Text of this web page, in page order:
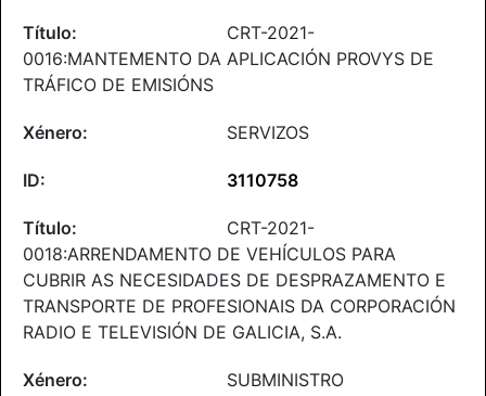
CRT-2021-
0016:MANTEMENTO DA APLICACIÓN PROVYS DE
TRÁFICO DE EMISIÓNS
SERVIZOS
3110758
CRT-2021-
0018:ARRENDAMENTO DE VEHÍCULOS PARA
CUBRIR AS NECESIDADES DE DESPRAZAMENTO E
TRANSPORTE DE PROFESIONAIS DA CORPORACIÓN
RADIO E TELEVISIÓN DE GALICIA, S.A.
SUBMINISTRO